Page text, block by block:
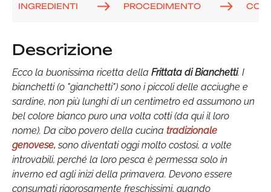
INGREDIENTI PROCEDIMENTO
Descrizione
Ecco la buonissima ricetta della Frittata di Bianchetti. I
bianchetti (o "gianchetti") sono i piccoli delle acciughe e
sardine, non più lunghi di un centimetro ed assumono un
bel colore bianco puro una volta cotti (da qui il loro
nome). Da cibo povero della cucina tradizionale
genovese,sono diventati oggi molto costosi, a volte
introvabili, perché la loro pesca è permessa solo in
inverno ed agli inizi della primavera. Devono essere
consumati rigorosamente freschissimi, quando